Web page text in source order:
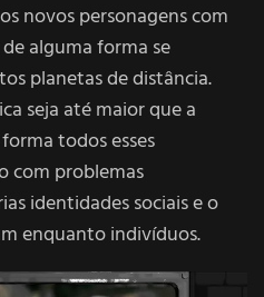
novos personagens com
alguma forma se
planetas de distância.
seja até maior que a
todos esses
com problemas
identidades sociais e o
enquanto indivíduos.